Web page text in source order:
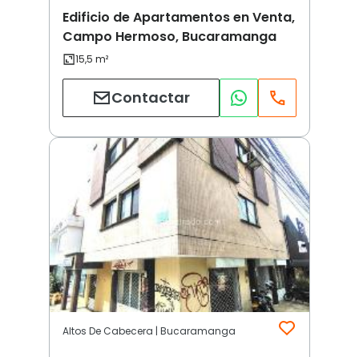
Edificio de Apartamentos en Venta,
Campo Hermoso, Bucaramanga
Contactar
Altos De Cabecera | Bucaramanga